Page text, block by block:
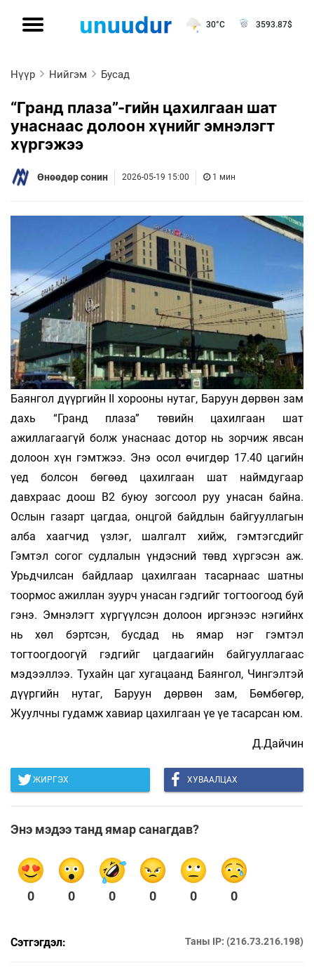
30°C 3593.87$
Нүүр Нийгэм Бусад
“Гранд плаза”-гийн цахилгаан шат
унаснаас долоон хүнийг эмнэлэгт
хүргэжээ
Өнөөдөр сонин 2026-05-19 15:00 1 мин
Баянгол дүүргийн II хорооны нутаг, Баруун дөрвөн зам
дахь “Гранд плаза” төвийн цахилгаан шат
ажиллагаагүй болж унаснаас дотор нь зорчиж явсан
долоон хүн гэмтжээ. Энэ осол өчигдөр 17.40 цагийн
үед болсон бөгөөд цахилгаан шат наймдугаар
давхраас доош В2 буюу зогсоол руу унасан байна.
Ослын газарт цагдаа, онцгой байдлын байгууллагын
алба хаагчид үзлэг, шалгалт хийж, гэмтэгсдийг
Гэмтэл согог судлалын үндэсний төвд хүргэсэн аж.
Урьдчилсан байдлаар цахилгаан тасарнаас шатны
тоормос ажиллан зуурч унасан гэдгийг тогтоогоод буй
гэнэ. Эмнэлэгт хүргүүлсэн долоон иргэнээс нэгийнх
нь хөл бэртсэн, бусдад нь ямар нэг гэмтэл
тогтоогдоогүй гэдгийг цагдаагийн байгууллагаас
мэдээллээ. Тухайн цаг хугацаанд Баянгол, Чингэлтэй
дүүргийн нутаг, Баруун дөрвөн зам, Бөмбөгөр,
Жуулчны гудамж хавиар цахилгаан үе үе тасарсан юм.
Д.Дайчин
ЖИРГЭХ ХУВААЛЦАХ
Энэ мэдээ танд ямар санагдав?
0 0 0 0 0 0
Сэтгэгдэл: Таны IP: (216.73.216.198)